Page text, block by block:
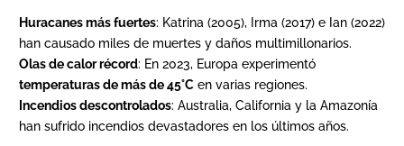
Huracanes más fuertes: Katrina (2005), Irma (2017) e Ian (2022)
han causado miles de muertes y daños multimillonarios.
Olas de calor récord: En 2023, Europa experimentó
temperaturas de más de 45°C en varias regiones.
Incendios descontrolados: Australia, California y la Amazonía
han sufrido incendios devastadores en los últimos años.